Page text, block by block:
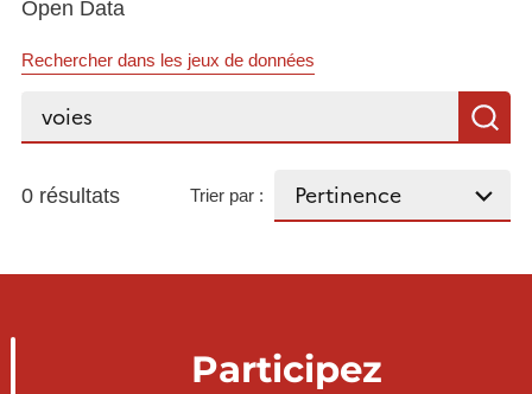
Open Data
Rechercher dans les jeux de données
Rechercher...
0 résultats Trier par :
Participez